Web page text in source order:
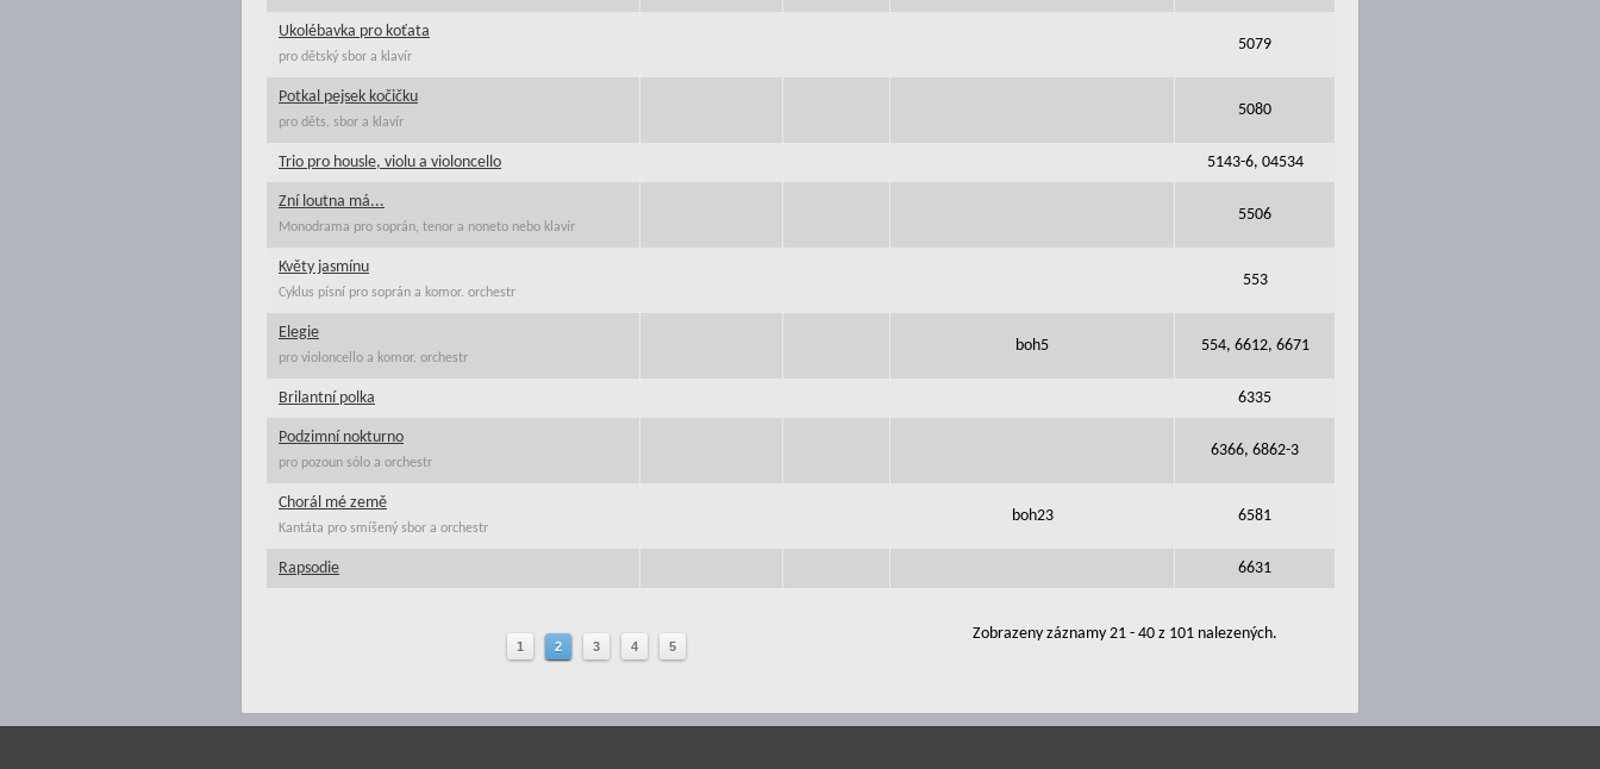
Ukolébavka pro koťata
pro dětský sbor a klavír
5079
Potkal pejsek kočičku
pro děts. sbor a klavír
5080
Trio pro housle, violu a violoncello 5143-6, 04534
Zní loutna má...
Monodrama pro soprán, tenor a noneto nebo klavír
5506
Květy jasmínu
Cyklus písní pro soprán a komor. orchestr
553
Elegie
pro violoncello a komor. orchestr
boh5 554, 6612, 6671
Brilantní polka 6335
Podzimní nokturno
pro pozoun sólo a orchestr
6366, 6862-3
Chorál mé země
Kantáta pro smíšený sbor a orchestr
boh23 6581
Rapsodie 6631
1 2 3 4 5
Zobrazeny záznamy 21 - 40 z 101 nalezených.